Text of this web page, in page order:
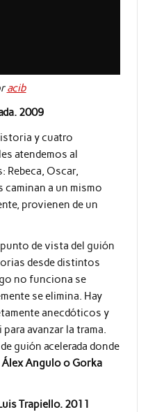
acib
2009
y cuatro
atendemos al
Oscar,
caminan a un mismo
provienen de un
de vista del guión
desde distintos
no funciona se
se elimina. Hay
anecdóticos y
avanzar la trama.
guión acelerada donde
Álex Angulo o Gorka
Trapiello. 2011